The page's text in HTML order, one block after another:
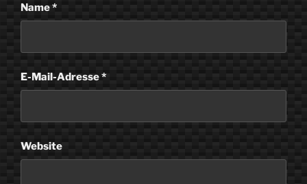
Name*
E-Mail-Adresse*
Website